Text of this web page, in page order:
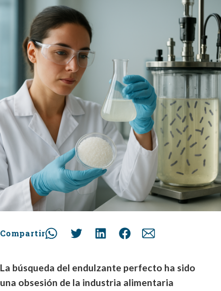
Compartir
La búsqueda del endulzante perfecto ha sido
una obsesión de la industria alimentaria